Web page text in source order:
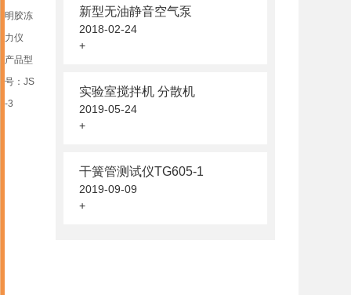
新型无油静音空气泵
2018-02-24
+
实验室搅拌机 分散机
2019-05-24
+
干簧管测试仪TG605-1
2019-09-09
+
明胶冻
力仪
产品型
号：JS
-3